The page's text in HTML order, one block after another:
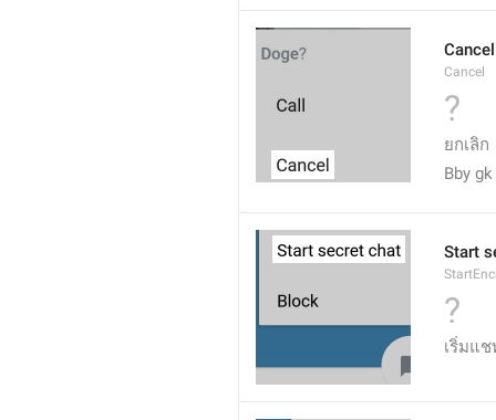
Cancel
Cancel
?
ยกเลิก
Bby
Start
?
เริ่มแ